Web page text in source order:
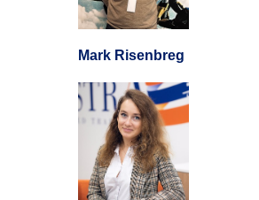
Mark Risenbreg